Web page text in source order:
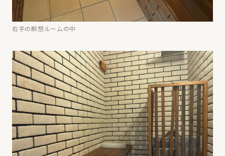
右手の瞑想ルームの中